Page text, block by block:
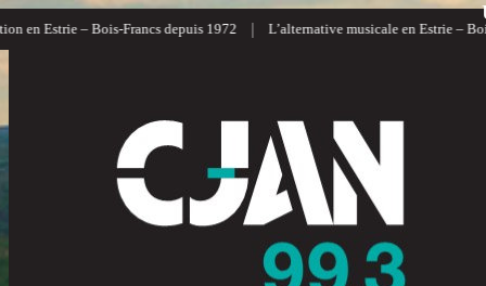
Estrie – Bois-Francs depuis 1972 | L’alternative musicale en Estrie – Bois-